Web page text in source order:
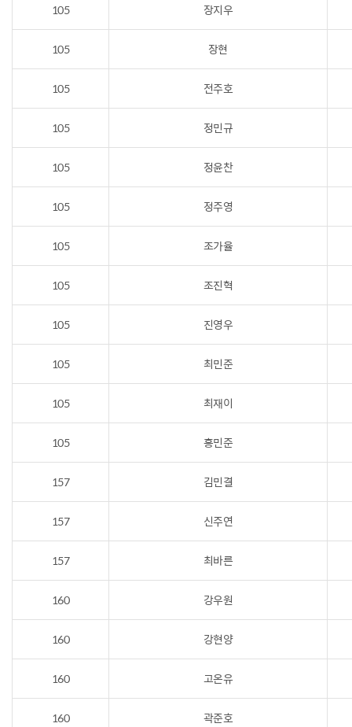
105 장지우
105 장현
105 전주호
105 정민규
105 정윤찬
105 정주영
105 조가율
105 조진혁
105 진영우
105 최민준
105 최재이
105 홍민준
157 김민결
157 신주연
157 최바른
160 강우원
160 강현양
160 고온유
160 곽준호